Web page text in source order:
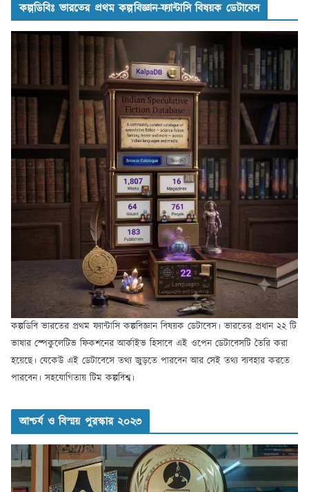
কল্পডিবিঃ ভারতের প্রথম কল্পবিজ্ঞান-ফ্যান্টাসি বিষয়ক ডেটাবেস
কল্পডিবি ভারতের প্রথম ফ্যান্টাসি কল্পবিজ্ঞান বিষয়ক ডেটাবেস। ভারতের প্রধান ২২ টি
ভাষার স্পেকুলেটিভ ফিকশনের আর্কাইভ হিসাবে এই ওপেন ডেটাবেসটি তৈরি করা
হয়েছে। যেকেউ এই ডেটাবেসে তথ্য জুড়তে পারবেন আর সেই তথ্য ব্যবহার করতে
পারবেন। সহযোগিতায় টিম কল্পবিশ্ব।
আশ্চর্য ও বিস্ময় পুরস্কার ২০২৩